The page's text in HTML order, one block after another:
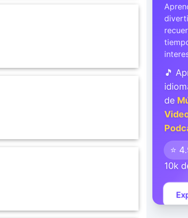
🎵
de
⭐
10k